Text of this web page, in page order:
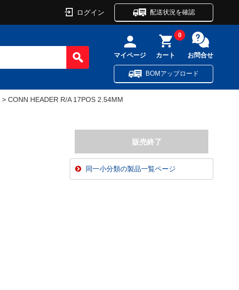
ログイン 配送状況を確認
マイページ カート
0
お問合せ
BOMアップロード
> CONN HEADER R/A 17POS 2.54MM
同一小分類の製品一覧ページ